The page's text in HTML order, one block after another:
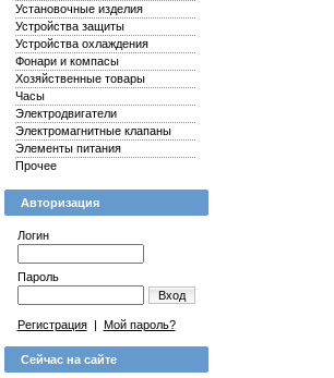
Установочные изделия
Устройства защиты
Устройства охлаждения
Фонари и компасы
Хозяйственные товары
Часы
Электродвигатели
Электромагнитные клапаны
Элементы питания
Прочее
Авторизация
Логин
Пароль
Вход
Регистрация| Мой пароль?
Сейчас на сайте